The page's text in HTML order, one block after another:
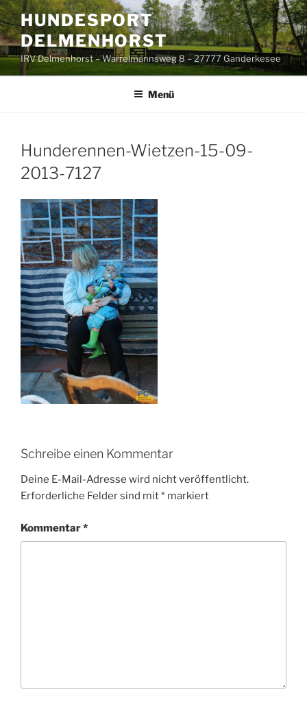
Zum
Inhalt
springen
HUNDESPORT
DELMENHORST
IRV Delmenhorst – Warrelmannsweg 8 – 27777 Ganderkesee
Menü
Hunderennen-Wietzen-15-09-
2013-7127
Schreibe einen Kommentar
Deine E-Mail-Adresse wird nicht veröffentlicht.
Erforderliche Felder sind mit* markiert
Kommentar*